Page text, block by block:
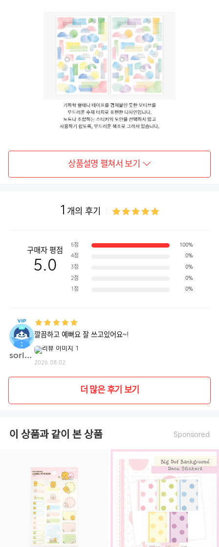
상품설명 펼쳐서 보기
1 개의 후기
구매자 평점
5.0
5점 100%
4점 0%
3점 0%
2점 0%
1점 0%
soris**
깔끔하고 예뻐요 잘 쓰고있어요~!
2026.08.02
더 많은 후기 보기
이 상품과 같이 본 상품 Sponsored